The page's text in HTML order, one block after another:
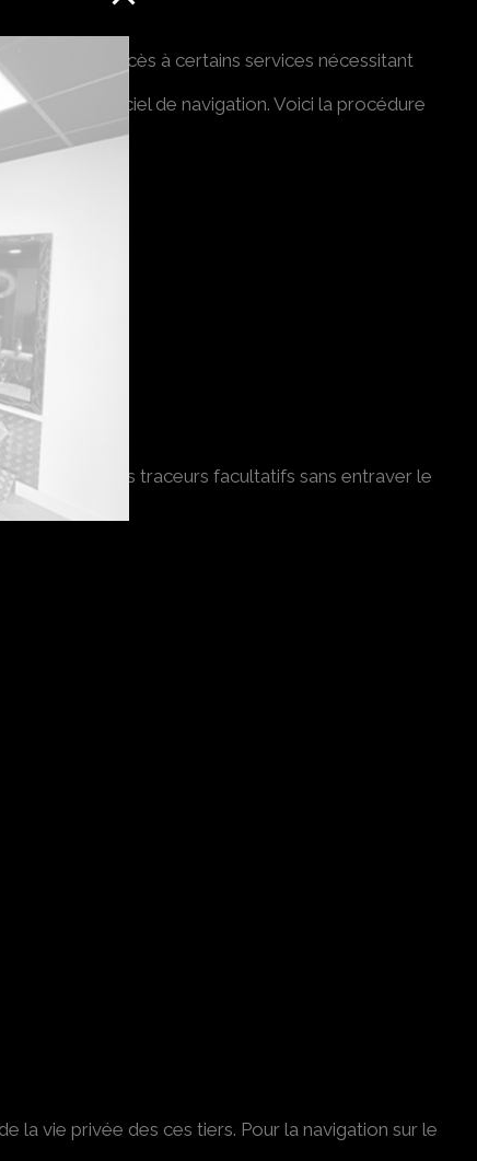
d’accès à certains services nécessitant
votre logiciel de navigation. Voici la procédure
la plupart des traceurs facultatifs sans entraver le
la vie privée des ces tiers. Pour la navigation sur le